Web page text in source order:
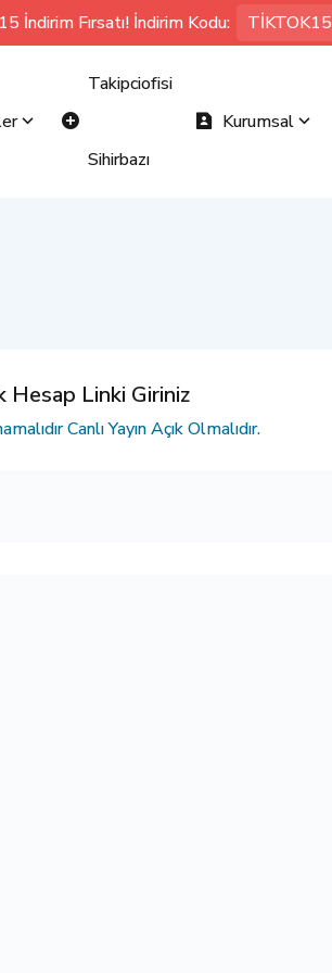
Fırsatı! İndirim Kodu: TİKTOK15
Takipciofisi
Sihirbazı
Kurumsal
Hesap Linki Giriniz
Canlı Yayın Açık Olmalıdır.